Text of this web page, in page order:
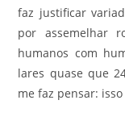
faz justificar
por assemelhar
humanos com
lares quase que
me faz pensar: